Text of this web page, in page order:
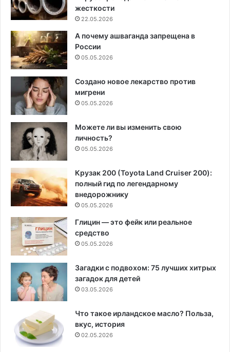
жесткости
22.05.2026
А почему ашваганда запрещена в
России
05.05.2026
Создано новое лекарство против
мигрени
05.05.2026
Можете ли вы изменить свою
личность?
05.05.2026
Крузак 200 (Toyota Land Cruiser 200):
полный гид по легендарному
внедорожнику
05.05.2026
Глицин — это фейк или реальное
средство
05.05.2026
Загадки с подвохом: 75 лучших хитрых
загадок для детей
03.05.2026
Что такое ирландское масло? Польза,
вкус, история
02.05.2026